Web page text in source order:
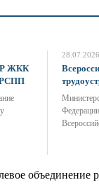
ЖКК
РСПП
28.07.2026